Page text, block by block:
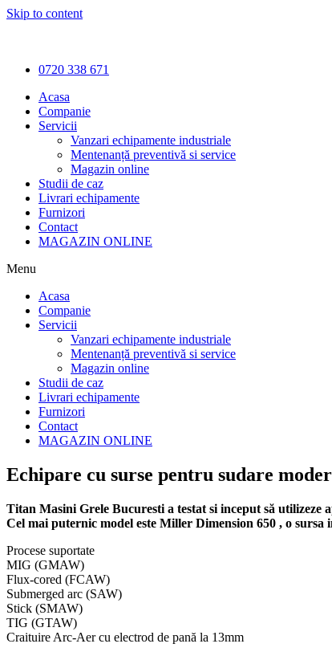
Skip to content
0720 338 671
Acasa
Companie
Servicii
Vanzari echipamente industriale
Mentenanță preventivă si service
Magazin online
Studii de caz
Livrari echipamente
Furnizori
Contact
MAGAZIN ONLINE
Menu
Acasa
Companie
Servicii
Vanzari echipamente industriale
Mentenanță preventivă si service
Magazin online
Studii de caz
Livrari echipamente
Furnizori
Contact
MAGAZIN ONLINE
Echipare cu surse pentru sudare
Titan Masini Grele Bucuresti a testat si inceput să
Cel mai puternic model este Miller Dimension 650 , o
Procese suportate
MIG (GMAW)
Flux-cored (FCAW)
Submerged arc (SAW)
Stick (SMAW)
TIG (GTAW)
Craituire Arc-Aer cu electrod de pană la 13mm